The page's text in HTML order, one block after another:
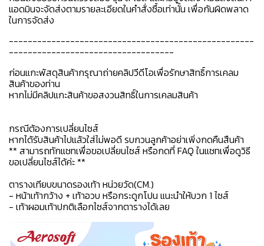
แอดมินจะจัดส่งตามรายละเอียดในคำสั่งซื้อเท่านั้น เพื่อกันผิดพลาด
ในการจัดส่ง
----------------------------------------------------
-----------------------------------
ก่อนแกะพัสดุสินค้ากรุณาถ่ายคลิปวีดีโอเพื่อรักษาสิทธิ์การเคลม
สินค้าของท่าน
หากไม่มีคลิปแกะสินค้าขอสงวนสิทธิ์ในการเคลมสินค้า
กรณีต้องการเปลี่ยนไซส์
หากได้รับสินค้าไปแล้วใส่ไม่พอดี รบกวนลูกค้าอย่าเพิ่งกดคืนสืนค้า
** สามารถทักแชทเพื่อขอเปลี่ยนไซส์ หรือกดที่ FAQ ในแชทเพื่อดูวิธี
ขอเปลี่ยนไซส์ได้ค่ะ **
ตารางเทียบขนาดรองเท้า หน่วยวัด(CM.)
- หน้าเท้ากว้าง + เท้าอวบ หรือกระดูกโปน แนะนำให้บวก 1 ไซส์
- เท้าผอมเท้าปกติเลือกไซส์จากตารางได้เลย